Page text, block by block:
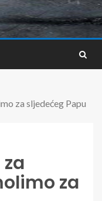
za sljedećeg Papu
za